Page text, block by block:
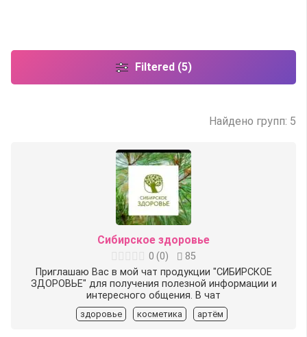
Filtered (5)
Найдено групп: 5
Сибирское здоровье
0 (0)
85
Приглашаю Вас в мой чат продукции "СИБИРСКОЕ
ЗДОРОВЬЕ" для получения полезной информации и
интересного общения. В чат
здоровье косметика артём